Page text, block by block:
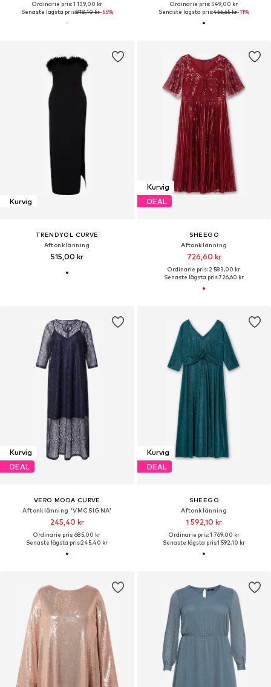
Ordinarie pris: 1 139,00 kr
Senaste lägsta pris:818,10 kr-55%
Ordinarie pris: 549,00 kr
Senaste lägsta pris:466,65 kr-11%
Kurvig
TRENDYOL CURVE
Aftonklänning
515,00 kr
Kurvig
DEAL
SHEEGO
Aftonklänning
726,60 kr
Ordinarie pris: 2 583,00 kr
Senaste lägsta pris:726,60 kr
Kurvig
DEAL
VERO MODA CURVE
Aftonklänning 'VMCSIGNA'
245,40 kr
Ordinarie pris: 685,00 kr
Senaste lägsta pris:245,40 kr
Kurvig
DEAL
SHEEGO
Aftonklänning
1 592,10 kr
Ordinarie pris: 1 769,00 kr
Senaste lägsta pris:1 592,10 kr